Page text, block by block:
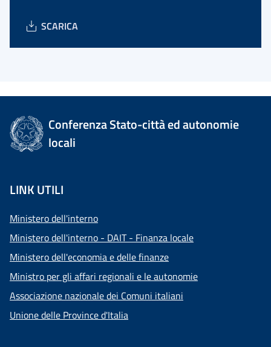
SCARICA
Conferenza Stato-città ed autonomie
locali
LINK UTILI
Ministero dell'interno
Ministero dell'interno - DAIT - Finanza locale
Ministero dell'economia e delle finanze
Ministro per gli affari regionali e le autonomie
Associazione nazionale dei Comuni italiani
Unione delle Province d'Italia